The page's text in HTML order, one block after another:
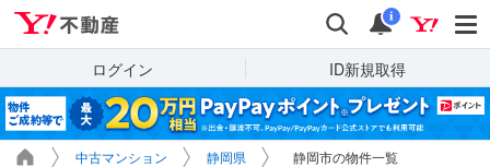
検索 通知
i
ログイン ID新規取得
中古マンション 静岡県 静岡市の物件一覧